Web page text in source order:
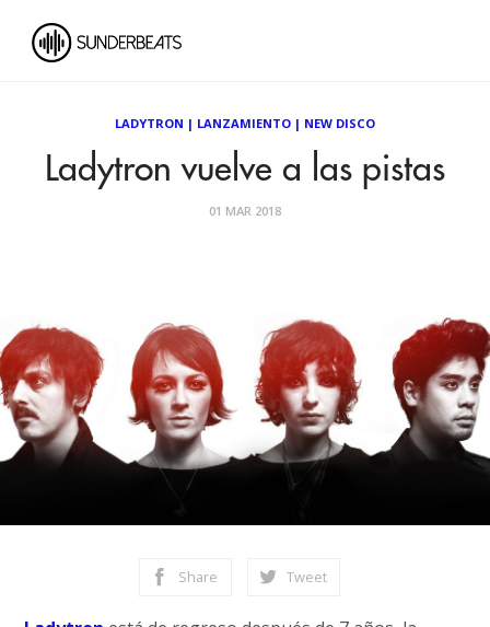
LADYTRON | LANZAMIENTO | NEW DISCO
Ladytron vuelve a las pistas
01 MAR 2018
Share Tweet